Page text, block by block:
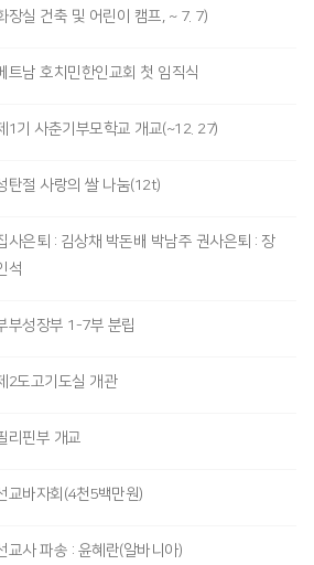
장실 건축 및 어린이 캠프, ~ 7. 7)
트남 호치민한인교회 첫 임직식
1기 사춘기부모학교 개교(~12. 27)
탄절 사랑의 쌀 나눔(12t)
사은퇴 : 김상채 박돈배 박남주 권사은퇴 : 장
석
부성장부 1-7부 분립
2도고기도실 개관
리핀부 개교
교바자회(4천5백만원)
교사 파송 : 윤혜란(알바니아)